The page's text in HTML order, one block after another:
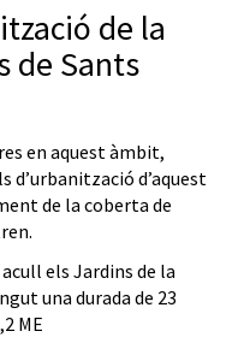
de la
de Sants
en aquest àmbit,
d’urbanització d’aquest
de la coberta de
els Jardins de la
una durada de 23
ME